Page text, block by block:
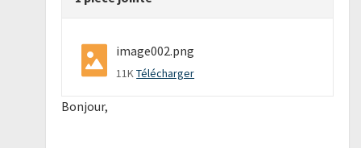
image002.png
11KTélécharger
Bonjour,